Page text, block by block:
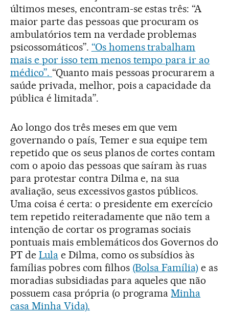
últimos meses, encontram-se estas três: “A
maior parte das pessoas que procuram os
ambulatórios tem na verdade problemas
psicossomáticos”. “Os homens trabalham
mais e por isso tem menos tempo para ir ao
médico”. “Quanto mais pessoas procurarem a
saúde privada, melhor, pois a capacidade da
pública é limitada”.
Ao longo dos três meses em que vem
governando o país, Temer e sua equipe tem
repetido que os seus planos de cortes contam
com o apoio das pessoas que saíram às ruas
para protestar contra Dilma e, na sua
avaliação, seus excessivos gastos públicos.
Uma coisa é certa: o presidente em exercício
tem repetido reiteradamente que não tem a
intenção de cortar os programas sociais
pontuais mais emblemáticos dos Governos do
PT de Lulae Dilma, como os subsídios às
famílias pobres com filhos (Bolsa Família) e as
moradias subsidiadas para aqueles que não
possuem casa própria (o programaMinha
casa Minha Vida).